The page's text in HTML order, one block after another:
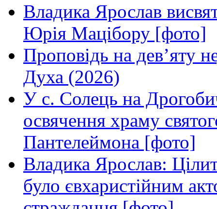
Владика Ярослав
Юрія Мацібору [фото]
Проповідь на дев’яту
Духа (2026)
У с. Солець на
освячення храму
Пантелеймона [фото]
Владика Ярослав:
було євхаристійним